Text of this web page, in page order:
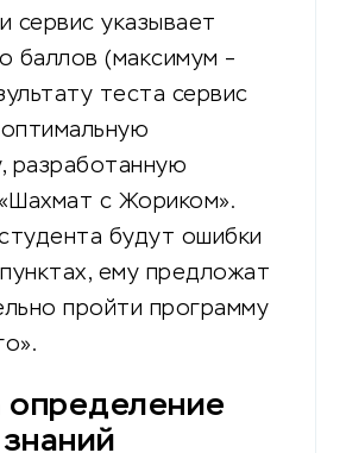
сервис указывает
баллов (максимум –
теста сервис
разработанную
с Жориком».
будут ошибки
ему предложат
пройти программу
определение